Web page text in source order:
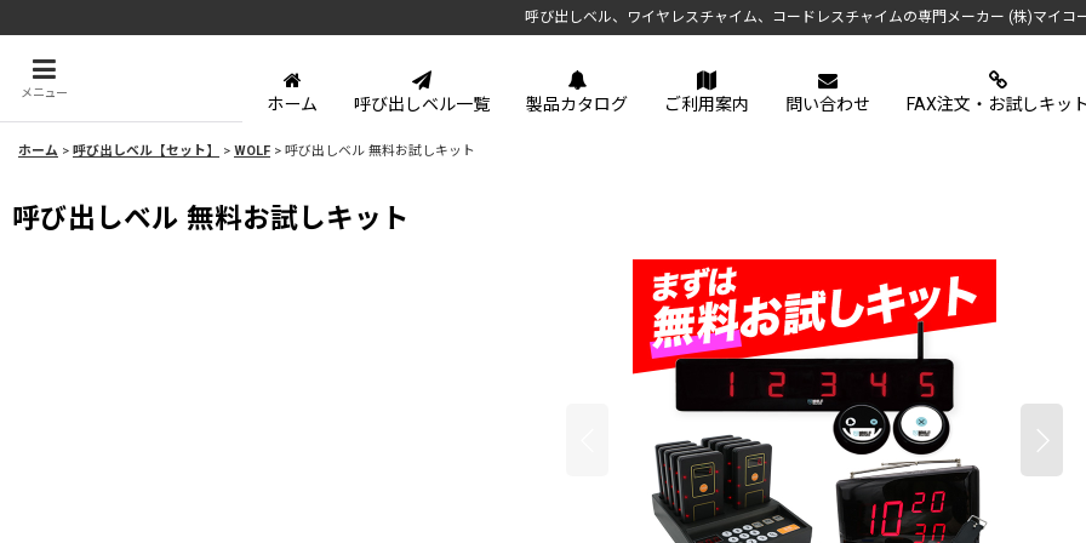
呼び出しベル、ワイヤレスチャイム、コードレスチャイムの専門メーカー (株)マイコ
メニュー
ホーム 呼び出しベル一覧 製品カタログ ご利用案内 問い合わせ FAX注文・お試しキッ
ホーム > 呼び出しベル【セット】 > WOLF > 呼び出しベル 無料お試しキット
呼び出しベル 無料お試しキット